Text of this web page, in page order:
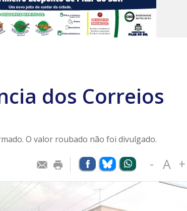
dos Correios
O valor roubado não foi divulgado.
- A +